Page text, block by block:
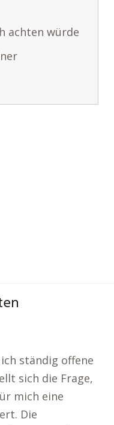
achten würde
ständig offene
sich die Frage,
mich eine
Die